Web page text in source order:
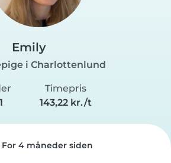
Emily
i Charlottenlund
Timepris
143,22 kr./t
For 4 måneder siden